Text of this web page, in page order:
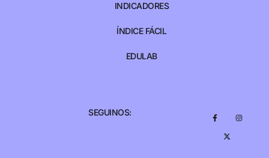
INDICADORES
ÍNDICE FÁCIL
EDULAB
SEGUINOS: